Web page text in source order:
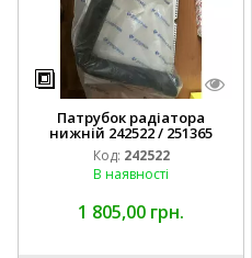
Патрубок радіатора
нижній 242522 / 251365
Код: 242522
В наявності
1 805,00 грн.